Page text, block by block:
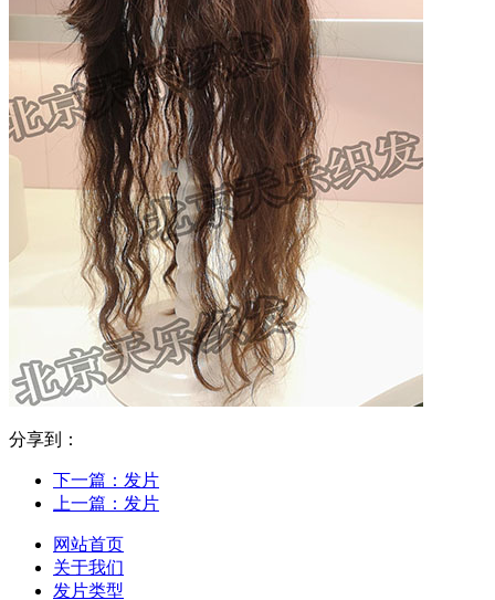
分享到：
下一篇： 发片
上一篇： 发片
网站首页
关于我们
发片类型